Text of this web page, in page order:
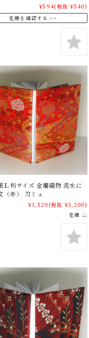
¥594(税抜 ¥540)
在庫を確認する
Ｌ判サイズ 金襴織物 流水に
（赤） 刀ミュ
¥3,520(税抜 ¥3,200)
在庫 △